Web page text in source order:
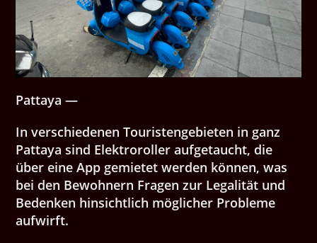
Pattaya —
In verschiedenen Touristengebieten in ganz
Pattaya sind Elektroroller aufgetaucht, die
über eine App gemietet werden können, was
bei den Bewohnern Fragen zur Legalität und
Bedenken hinsichtlich möglicher Probleme
aufwirft.